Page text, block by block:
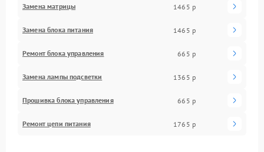
Замена матрицы 1465 р
Замена блока питания 1465 р
Ремонт блока управления 665 р
Замена лампы подсветки 1365 р
Прошивка блока управления 665 р
Ремонт цепи питания 1765 р